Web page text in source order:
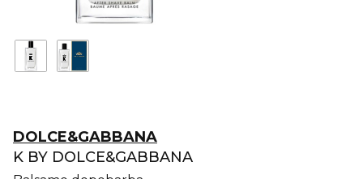
DOLCE&GABBANA
K BY DOLCE&GABBANA